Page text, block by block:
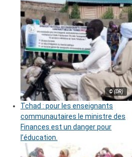
© (DR)
Tchad : pour les enseignants
communautaires le ministre des
Finances est un danger pour
l’éducation.